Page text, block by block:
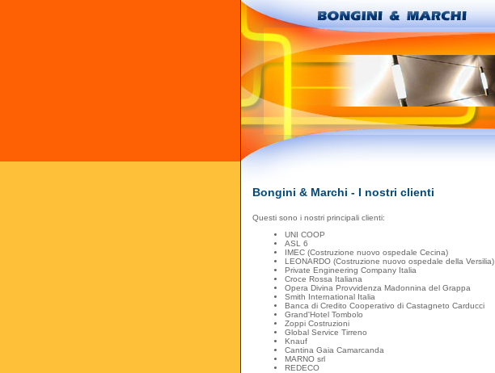
Bongini & Marchi - I nostri clienti
Questi sono i nostri principali clienti:
UNI COOP
ASL 6
IMEC (Costruzione nuovo ospedale Cecina)
LEONARDO (Costruzione nuovo ospedale della Versilia)
Private Engineering Company Italia
Croce Rossa Italiana
Opera Divina Provvidenza Madonnina del Grappa
Smith International Italia
Banca di Credito Cooperativo di Castagneto Carducci
Grand'Hotel Tombolo
Zoppi Costruzioni
Global Service Tirreno
Knauf
Cantina Gaia Camarcanda
MARNO srl
REDECO